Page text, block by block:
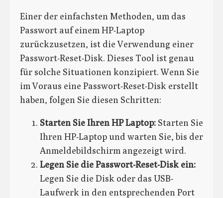
Einer der einfachsten Methoden, um das
Passwort auf einem HP-Laptop
zurückzusetzen, ist die Verwendung einer
Passwort-Reset-Disk. Dieses Tool ist genau
für solche Situationen konzipiert. Wenn Sie
im Voraus eine Passwort-Reset-Disk erstellt
haben, folgen Sie diesen Schritten:
Starten Sie Ihren HP Laptop: Starten Sie
Ihren HP-Laptop und warten Sie, bis der
Anmeldebildschirm angezeigt wird.
Legen Sie die Passwort-Reset-Disk ein:
Legen Sie die Disk oder das USB-
Laufwerk in den entsprechenden Port